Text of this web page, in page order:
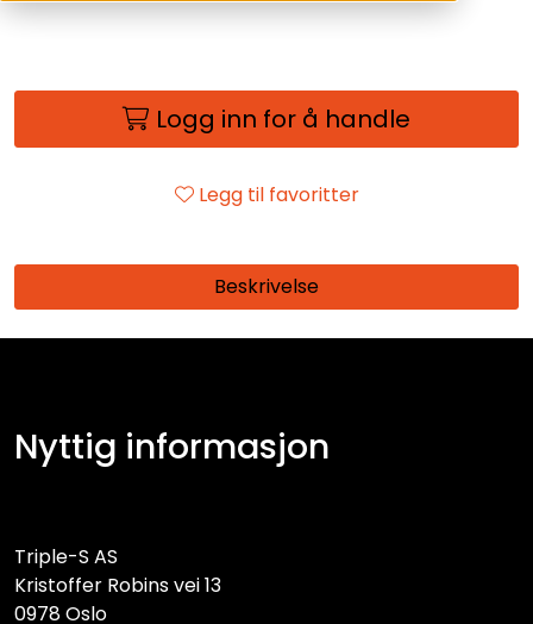
Logg inn for å handle
Legg til favoritter
Beskrivelse
Nyttig informasjon
Triple-S AS
Kristoffer Robins vei 13
0978 Oslo